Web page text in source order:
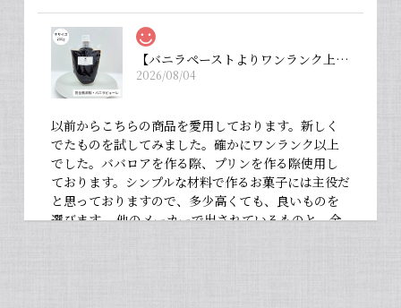
【バニラペーストよりワンランク上の天然の香り】【揮発成分が無いため加熱しても香りが揮発しない優れもの！】完全無添加・バニラピューレ（内容量：中サイズ 200 g）
2026/08/04
以前からこちらの商品を愛用しております。新しく
でたものを試してみました。確かにワンランク以上
でした。ババロアを作る際、プリンを作る際使用し
ております。シンプルな材料で作るお菓子には主役だ
と思っておりますので、多少高くても、良いものを
選びます。 他のメーカーで出されているものと、全